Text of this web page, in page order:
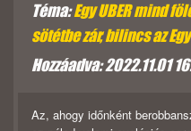
Téma:Egy UBER mind
sötétbe zár, bilincs az
Hozzáadva: 2022.11.01
Az, ahogy időnként